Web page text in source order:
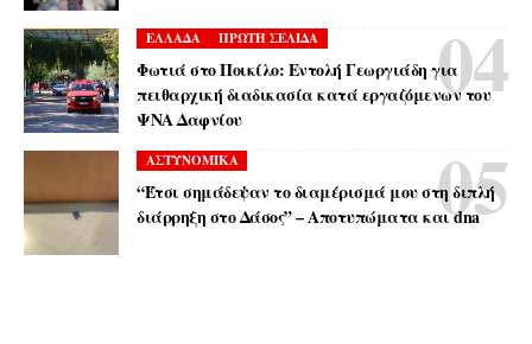
ΕΛΛΑΔΑ ΠΡΩΤΗ ΣΕΛΙΔΑ
Φωτιά στο Ποικίλο: Εντολή Γεωργιάδη για
πειθαρχική διαδικασία κατά εργαζόμενων του
ΨΝΑ Δαφνίου
ΑΣΤΥΝΟΜΙΚΑ
“Έτσι σημάδεψαν το διαμέρισμά μου στη διπλή
διάρρηξη στο Δάσος” – Αποτυπώματα και dna